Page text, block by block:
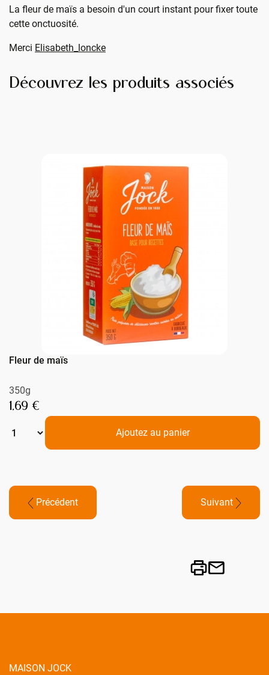
La fleur de maïs a besoin d'un court instant pour fixer toute
cette onctuosité.
Merci Elisabeth_loncke
Découvrez les produits associés
Fleur de maïs
350g
1,69 €
Ajoutez au panier
Précédent Suivant
MAISON JOCK